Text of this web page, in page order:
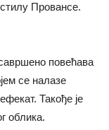
Провансе.
повећава
се налазе
Такође је
облика.